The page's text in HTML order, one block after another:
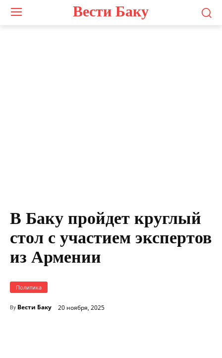
Вести Баку
В Баку пройдет круглый
стол с участием экспертов
из Армении
Политика
By Вести Баку 20 ноября, 2025